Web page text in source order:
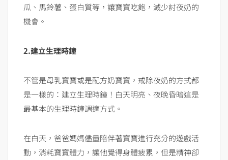
瓜、馬鈴薯、蛋白質等，讓寶寶吃飽，減少討夜奶的
機會。
2.建立生理時鐘
不管是母乳寶寶或是配方奶寶寶，戒除夜奶的方式都
是一樣的：建立生理時鐘！白天明亮、夜晚昏暗這是
最基本的生理時鐘調適方式。
在白天，爸爸媽媽儘量陪伴著寶寶進行充分的遊戲活
動，消耗寶寶體力，讓他覺得身體疲累，但是精神卻